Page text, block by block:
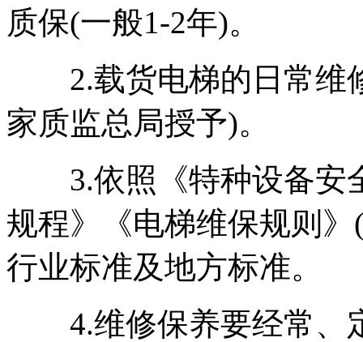
质保(一般1-2年)。
2.载货电梯的日常维
家质监总局授予)。
3.依照《特种设备安
规程》《电梯维保规则
行业标准及地方标准。
4.维修保养要经常、